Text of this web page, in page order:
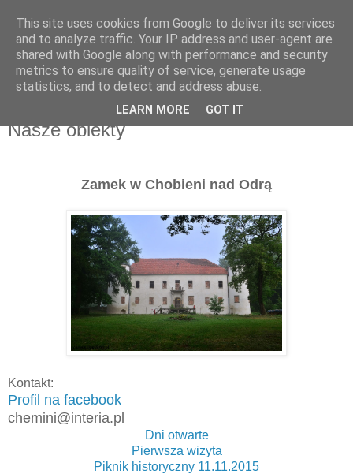
Moje miejsce
Nasze obiekty
Zamek w Chobieni nad Odrą
Kontakt:
Profil na facebook
chemini@interia.pl
Dni otwarte
Pierwsza wizyta
Piknik historyczny 11.11.2015
This site uses cookies from Google to deliver its services
and to analyze traffic. Your IP address and user-agent are
shared with Google along with performance and security
metrics to ensure quality of service, generate usage
statistics, and to detect and address abuse.
LEARN MORE GOT IT